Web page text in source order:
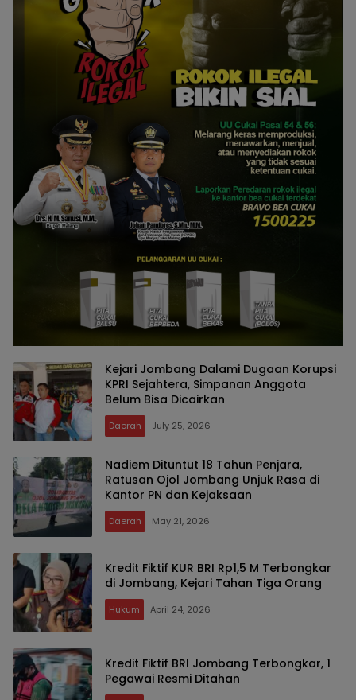
Kejari Jombang Dalami Dugaan Korupsi
KPRI Sejahtera, Simpanan Anggota
Belum Bisa Dicairkan
Daerah July 25, 2026
Nadiem Dituntut 18 Tahun Penjara,
Ratusan Ojol Jombang Unjuk Rasa di
Kantor PN dan Kejaksaan
Daerah May 21, 2026
Kredit Fiktif KUR BRI Rp1,5 M Terbongkar
di Jombang, Kejari Tahan Tiga Orang
Hukum April 24, 2026
Kredit Fiktif BRI Jombang Terbongkar, 1
Pegawai Resmi Ditahan